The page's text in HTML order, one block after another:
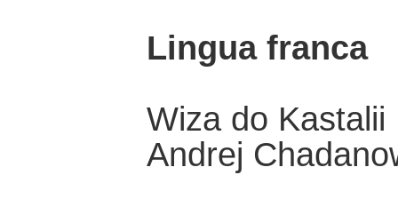
Lingua franca
Wiza do Kastalii
Andrej